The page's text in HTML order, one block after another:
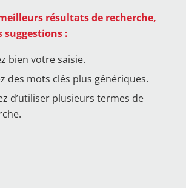
résultats de recherche,
suggestions :
bien votre saisie.
des mots clés plus génériques.
d’utiliser plusieurs termes de